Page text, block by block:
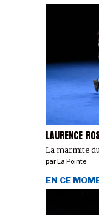
LAURENCE
La marmite
parLa Pointe
EN CE